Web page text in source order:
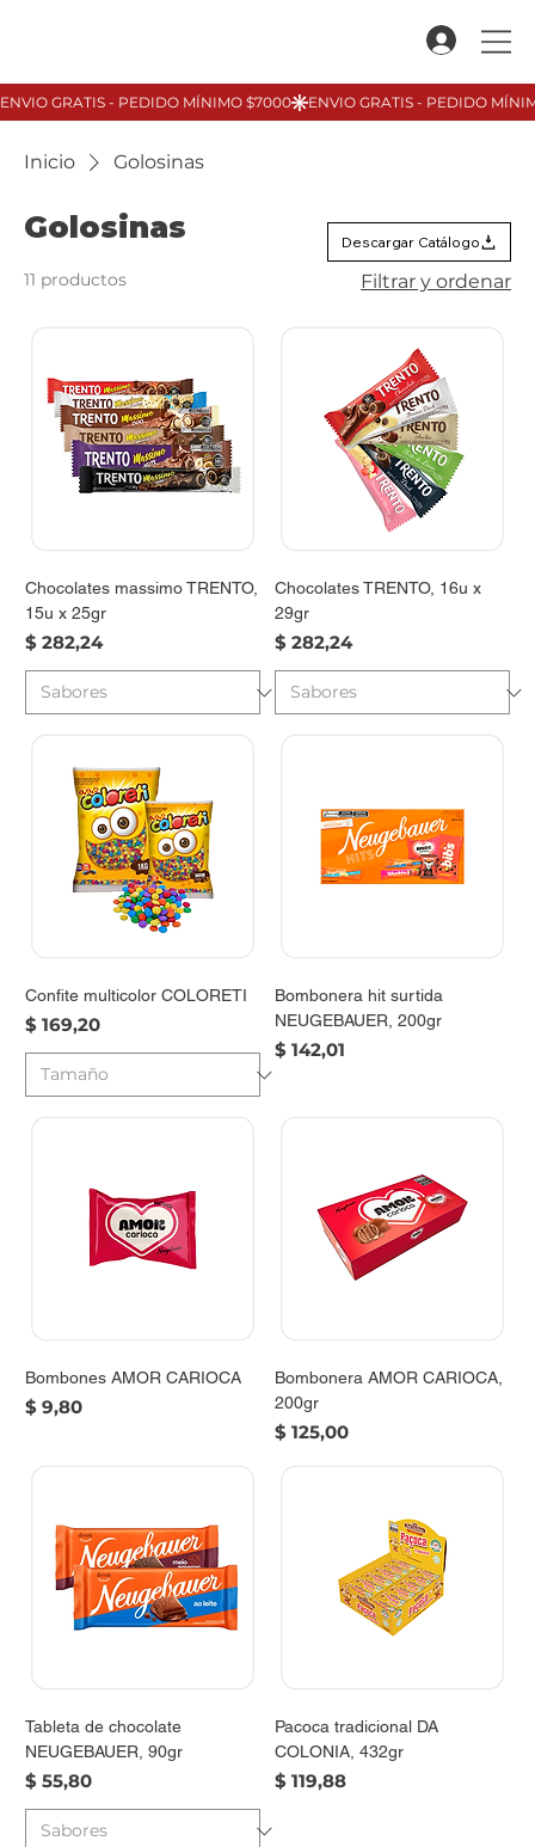
Inicio Golosinas
Golosinas
11 productos Filtrar y ordenar
Chocolates massimo TRENTO,
15u x 25gr
Precio
$ 282,24
Chocolates TRENTO, 16u x
29gr
Precio
$ 282,24
Confite multicolor COLORETI
Precio
$ 169,20
Bombonera hit surtida
NEUGEBAUER, 200gr
Precio
$ 142,01
Bombones AMOR CARIOCA
Precio
$ 9,80
Bombonera AMOR CARIOCA,
200gr
Precio
$ 125,00
Tableta de chocolate
NEUGEBAUER, 90gr
Precio
$ 55,80
Pacoca tradicional DA
COLONIA, 432gr
Precio
$ 119,88
Descargar Catálogo